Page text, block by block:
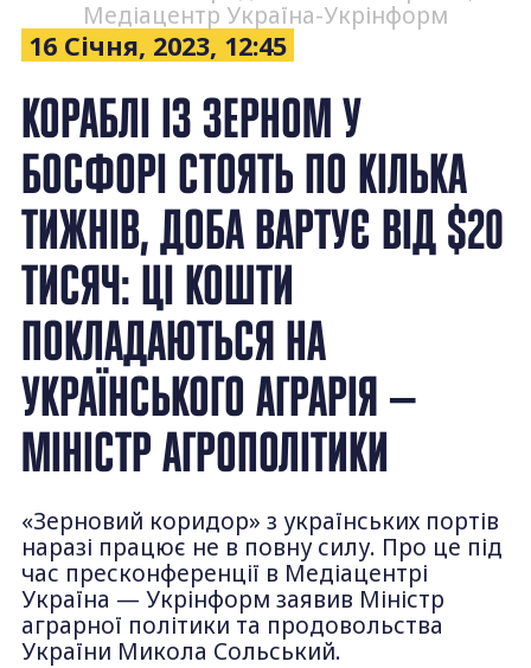
Медіацентр Україна-Укрінформ
16 Січня, 2023, 12:45
КОРАБЛІ ІЗ ЗЕРНОМ У
БОСФОРІ СТОЯТЬ ПО КІЛЬКА
ТИЖНІВ, ДОБА ВАРТУЄ ВІД $20
ТИСЯЧ: ЦІ КОШТИ
ПОКЛАДАЮТЬСЯ НА
УКРАЇНСЬКОГО АГРАРІЯ —
МІНІСТР АГРОПОЛІТИКИ
«Зерновий коридор» з українських портів
наразі працює не в повну силу. Про це під
час пресконференції в Медіацентрі
Україна — Укрінформ заявив Міністр
аграрної політики та продовольства
України Микола Сольський.